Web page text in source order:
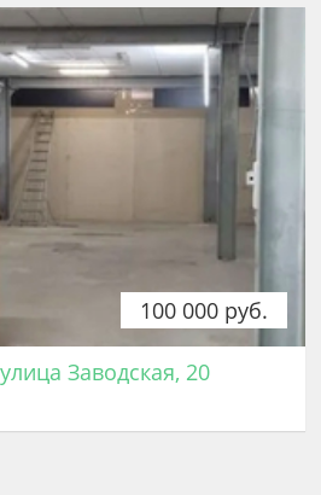
100 000 руб.
Заводская, 20